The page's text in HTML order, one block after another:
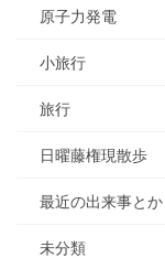
原子力発電
小旅行
旅行
日曜藤権現散歩
最近の出来事とか
未分類